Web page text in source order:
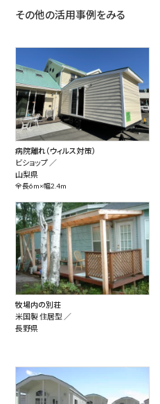
その他の活用事例をみる
病院離れ（ウィルス対策）
ビショップ ／
山梨県
全長6m×幅2.4m
牧場内の別荘
米国製 住居型 ／
長野県